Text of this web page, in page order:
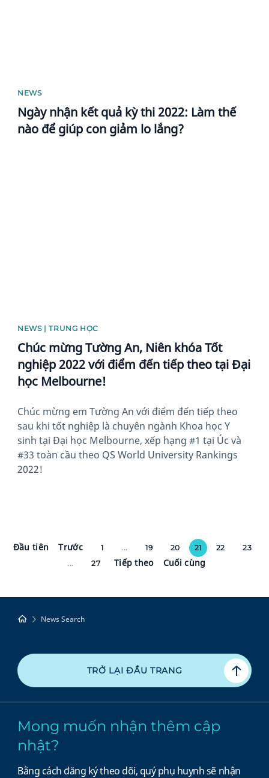
NEWS
Ngày nhận kết quả kỳ thi 2022: Làm thế
nào để giúp con giảm lo lắng?
NEWS | TRUNG HỌC
Chúc mừng Tường An, Niên khóa Tốt
nghiệp 2022 với điểm đến tiếp theo tại Đại
học Melbourne!
Chúc mừng em Tường An với điểm đến tiếp theo
sau khi tốt nghiệp là chuyên ngành Khoa học Y
sinh tại Đại học Melbourne, xếp hạng #1 tại Úc và
#33 toàn cầu theo QS World University Rankings
2022!
Đầu tiên Trước 1 ... 19 20 21 22
23
...
27 Tiếp theo Cuối cùng
News Search
TRỞ LẠI ĐẦU TRANG
Mong muốn nhận thêm cập
nhật?
Bằng cách đăng ký theo dõi, quý phụ huynh sẽ nhận